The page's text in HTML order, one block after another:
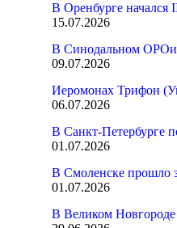
В Оренбурге начался
15.07.2026
В Синодальном ОРОиК
09.07.2026
Иеромонах Трифон
06.07.2026
В Санкт-Петербурге
01.07.2026
В Смоленске прошло
01.07.2026
В Великом Новгороде